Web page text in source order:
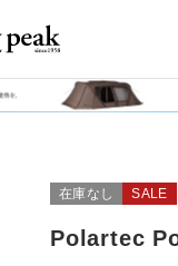
在庫なし SALE
Polartec